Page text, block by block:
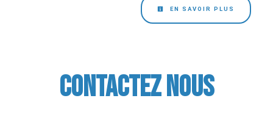
EN SAVOIR PLUS
Contactez nous